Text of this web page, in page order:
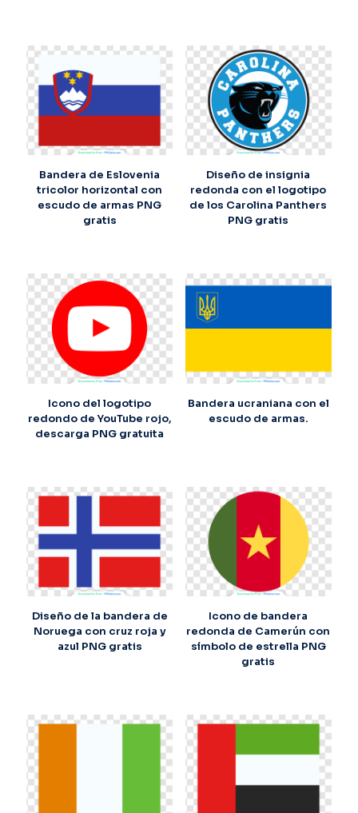
Bandera de Eslovenia
tricolor horizontal con
escudo de armas PNG
gratis
Diseño de insignia
redonda con el logotipo
de los Carolina Panthers
PNG gratis
Icono del logotipo
redondo de YouTube rojo,
descarga PNG gratuita
Bandera ucraniana con el
escudo de armas.
Diseño de la bandera de
Noruega con cruz roja y
azul PNG gratis
Icono de bandera
redonda de Camerún con
símbolo de estrella PNG
gratis